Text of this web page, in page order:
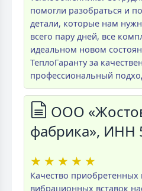
помогли разобраться и
детали, которые нам
всего пару дней, все
идеальном новом
ТеплоГаранту за
профессиональный
ООО
фабрика», ИНН
★ ★ ★ ★ ★
Качество
вибрационных вставок